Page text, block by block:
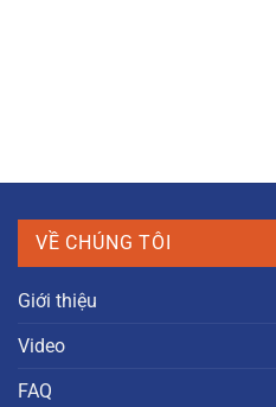
VỀ CHÚNG TÔI
Giới thiệu
Video
FAQ